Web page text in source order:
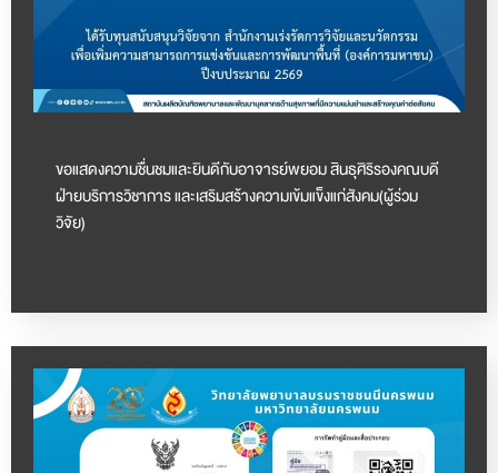
ขอแสดงความชื่นชมและยินดีกับอาจารย์พยอม สินธุศิริรองคณบดี
ฝ่ายบริการวิชาการ และเสริมสร้างความเข้มแข็งแก่สังคม(ผู้ร่วม
วิจัย)